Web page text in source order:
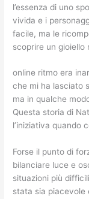
l’essenza di uno
vivida e i
facile, ma le
scoprire un gioiello
online ritmo era
che mi ha lasciato
ma in qualche
Questa storia di
l’iniziativa quando
Forse il punto di
bilanciare luce e
situazioni più
stata sia piacevole